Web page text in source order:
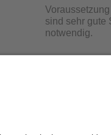
sind sehr gute
notwendig.